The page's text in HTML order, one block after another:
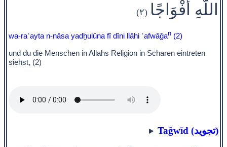
اللَّهِ أَفْوَاجًا (٢)
wa-raʾayta n-nāsa yadḫulūna fī dīni llāhi ʾafwāǧan (2)
und du die Menschen in Allahs Religion in Scharen eintreten
siehst, (2)
Taǧwīd (تجويد)